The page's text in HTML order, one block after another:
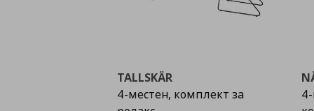
TALLSKÄR
4-местен, комплект за